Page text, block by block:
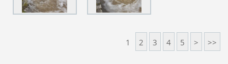
1 2 3 4 5 > >>